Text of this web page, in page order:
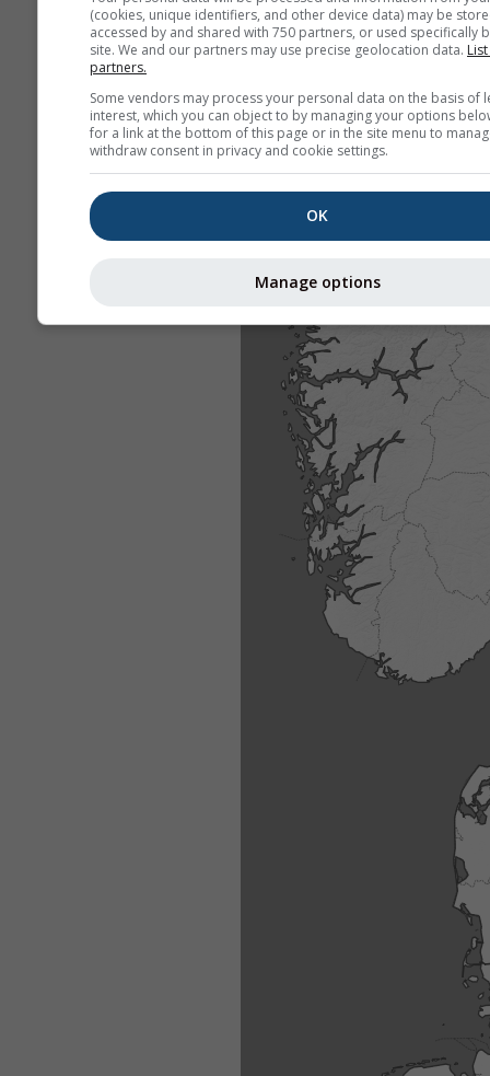
(cookies, unique identifiers, and other device data) may be
accessed by and shared with 750 partners, or used specifically
site. We and our partners may use precise geolocation data.
partners.
Some vendors may process your personal data on the basis of
interest, which you can object to by managing your options
for a link at the bottom of this page or in the site menu to
withdraw consent in privacy and cookie settings.
OK
Manage options